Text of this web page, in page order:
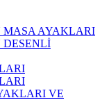
MASA AYAKLARI
DESENLİ
VE